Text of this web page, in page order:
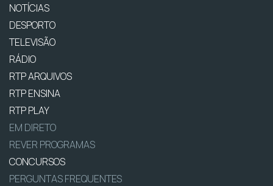
NOTÍCIAS
DESPORTO
TELEVISÃO
RÁDIO
RTP ARQUIVOS
RTP ENSINA
RTP PLAY
EM DIRETO
REVER PROGRAMAS
CONCURSOS
PERGUNTAS FREQUENTES